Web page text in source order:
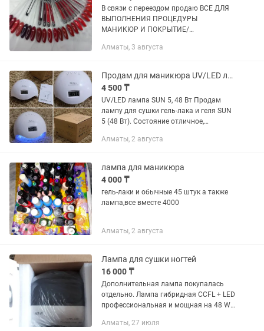
В связи с переездом продаю ВСЕ ДЛЯ
ВЫПОЛНЕНИЯ ПРОЦЕДУРЫ
МАНИКЮР И ПОКРЫТИЕ/
3 года, все материалы мной
фотки чего-то конкретного...
Алматы, 3 августа
Продам для маникюра UV/LED лампу SUN 5, 48 Вт
4 500 ₸
UV/LED лампа SUN 5, 48 Вт Продам
лампу для сушки гель-лака и геля SUN
5 (48 Вт). Состояние отличное,
работают. Подходит для домашнего и
Алматы, 2 августа
лампа для маникюра
4 000 ₸
гель-лаки и обычные 45 штук а также
лампа,все вместе 4000
Алматы, 2 августа
Лампа для сушки ногтей
16 000 ₸
Дополнительная лампа покупалась
отдельно. Лампа гибридная CCFL + LED
профессиональная и мощная на 48 W:
дублирующих сенсора: реагируя на
Алматы, 27 июля